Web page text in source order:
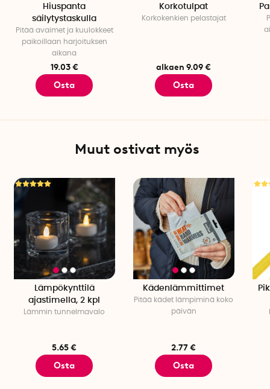
samettikangas.
Hiuspanta
säilytystaskulla
Pitää avaimet ja kuulokkeet
paikoillaan harjoituksen
aikana
19.03 €
Osta
Korkotulpat
Korkokenkien pelastajat
alkaen 9.09 €
Osta
Muut ostivat myös
Lämpökynttilä
ajastimella, 2 kpl
Lämmin tunnelmavalo
5.65 €
Osta
Kädenlämmittimet
Pitää kädet lämpiminä koko
päivän
2.77 €
Osta